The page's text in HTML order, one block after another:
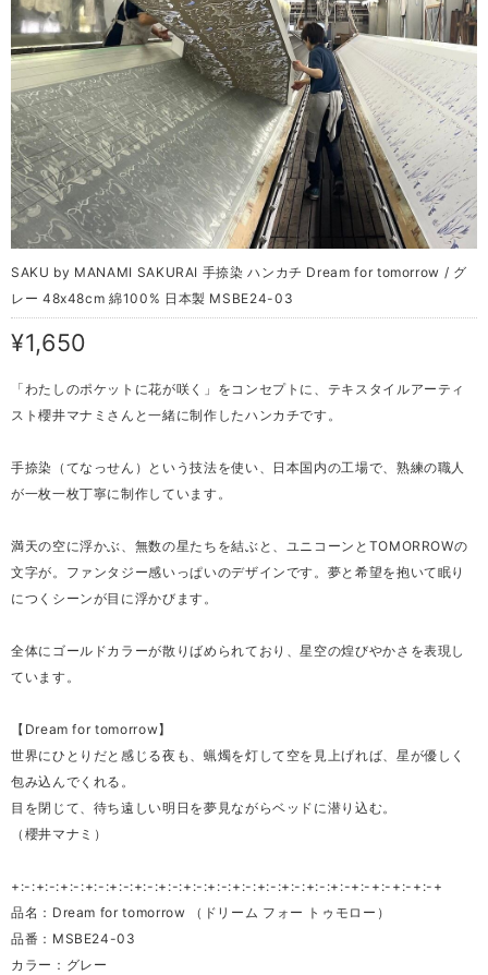
SAKU by MANAMI SAKURAI 手捺染 ハンカチ Dream for tomorrow / グ
レー 48x48cm 綿100% 日本製 MSBE24-03
¥1,650
「わたしのポケットに花が咲く」をコンセプトに、テキスタイルアーティ
スト櫻井マナミさんと一緒に制作したハンカチです。
手捺染（てなっせん）という技法を使い、日本国内の工場で、熟練の職人
が一枚一枚丁寧に制作しています。
満天の空に浮かぶ、無数の星たちを結ぶと、ユニコーンとTOMORROWの
文字が。ファンタジー感いっぱいのデザインです。夢と希望を抱いて眠り
につくシーンが目に浮かびます。
全体にゴールドカラーが散りばめられており、星空の煌びやかさを表現し
ています。
【Dream for tomorrow】
世界にひとりだと感じる夜も、蝋燭を灯して空を見上げれば、星が優しく
包み込んでくれる。
目を閉じて、待ち遠しい明日を夢見ながらベッドに潜り込む。
（櫻井マナミ）
+:-:+:-:+:-:+:-:+:-:+:-:+:-:+:-:+:-:+:-:+:-:+:-:+:-:+:-+:-+:-+:-+:-+
品名：Dream for tomorrow （ドリーム フォー トゥモロー）
品番：MSBE24-03
カラー：グレー